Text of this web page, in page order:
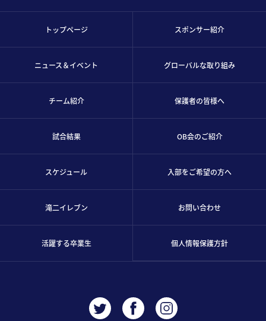
トップページ
ニュース＆イベント
チーム紹介
試合結果
スケジュール
滝二イレブン
活躍する卒業生
スポンサー紹介
グローバルな取り組み
保護者の皆様へ
OB会のご紹介
入部をご希望の方へ
お問い合わせ
個人情報保護方針